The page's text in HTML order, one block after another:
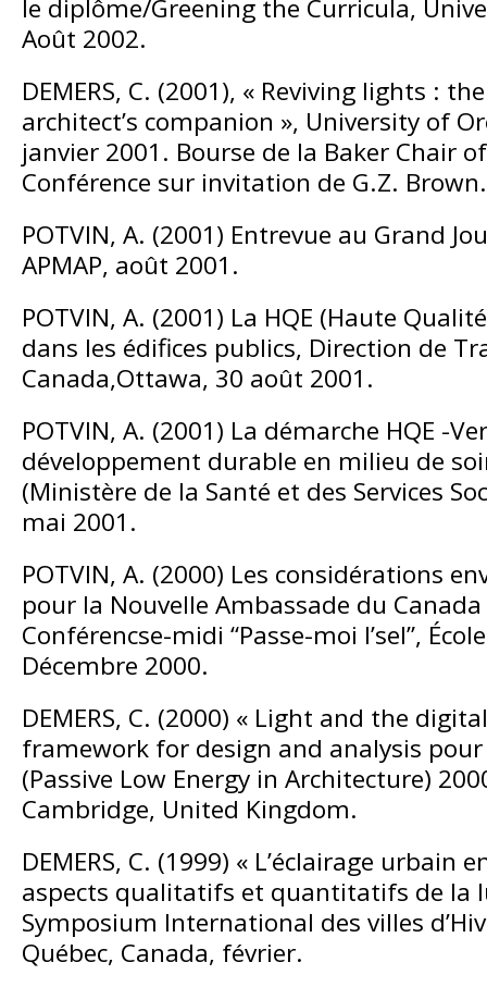
le diplôme/Greening the Curricula,
Août 2002.
DEMERS, C. (2001), « Reviving lights :
architect’s companion », University of
janvier 2001. Bourse de la Baker Chair
Conférence sur invitation de G.Z. Brown.
POTVIN, A. (2001) Entrevue au Grand
APMAP, août 2001.
POTVIN, A. (2001) La HQE (Haute
dans les édifices publics, Direction de
Canada,Ottawa, 30 août 2001.
POTVIN, A. (2001) La démarche HQE -
développement durable en milieu de
(Ministère de la Santé et des Services
mai 2001.
POTVIN, A. (2000) Les considérations
pour la Nouvelle Ambassade du
Conférencse-midi “Passe-moi l’sel”,
Décembre 2000.
DEMERS, C. (2000) « Light and the
framework for design and analysis pour
(Passive Low Energy in Architecture)
Cambridge, United Kingdom.
DEMERS, C. (1999) « L’éclairage urbain
aspects qualitatifs et quantitatifs de la
Symposium International des villes
Québec, Canada, février.